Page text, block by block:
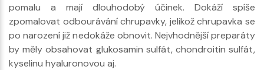
pomalu a mají dlouhodobý účinek. Dokáží spíše
zpomalovat odbourávání chrupavky, jelikož chrupavka se
po narození již nedokáže obnovit. Nejvhodnější preparáty
by měly obsahovat glukosamin sulfát, chondroitin sulfát,
kyselinu hyaluronovou aj.